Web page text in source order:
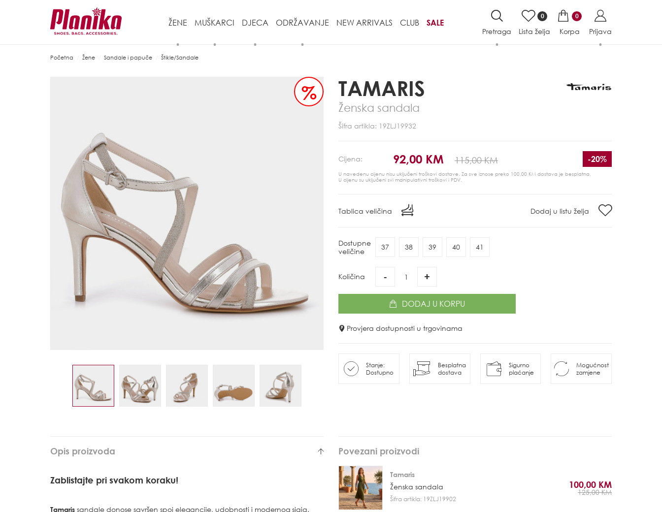
ŽENE MUŠKARCI DJECA ODRŽAVANJE NEW ARRIVALS CLUB SALE
Pretraga
0
Lista želja
0
Korpa Prijava
Početna Žene Sandale i papuče Štikle/Sandale
% TAMARIS
Ženska sandala
Šifra artikla: 19ZLJ19932
Cijena: 92,00 KM 115,00 KM -20%
U navedenu cijenu nisu uključeni troškovi dostave. Za sve iznose preko 100,00 KM dostava je besplatna.
U cijenu su uključeni svi manipulativni troškovi i PDV.
Tablica veličina Dodaj u listu želja
Dostupne
veličine
37 38 39 40 41
Količina - +
DODAJ U KORPU
Provjera dostupnosti u trgovinama
Stanje:
Dostupno
Besplatna
dostava
Sigurno
plaćanje
Mogućnost
zamjene
Opis proizvoda
Zablistajte pri svakom koraku!
Tamaris sandale donose savršen spoj elegancije, udobnosti i modernog sjaja.
Povezani proizvodi
Tamaris
Ženska sandala
Šifra artikla: 19ZLJ19902
100,00 KM
125,00 KM